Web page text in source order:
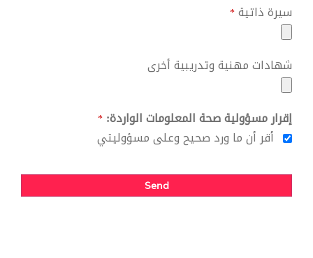
سيرة ذاتية*
شهادات مهنية وتدريبية أخرى
إقرار مسؤولية صحة المعلومات الواردة: *
أقر أن ما ورد صحيح وعلى مسؤوليتي
Send